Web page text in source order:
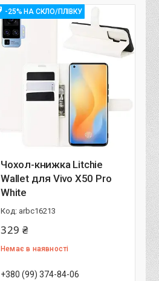
-25% НА СКЛО/ПЛІВКУ
Чохол-книжка Litchie
Wallet для Vivo X50 Pro
White
arbc16213
329 ₴
Немає в наявності
+380 (99) 374-84-06